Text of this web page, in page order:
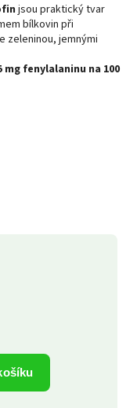
jsou praktický tvar
bílkovin při
zeleninou, jemnými
mg fenylalaninu na 100